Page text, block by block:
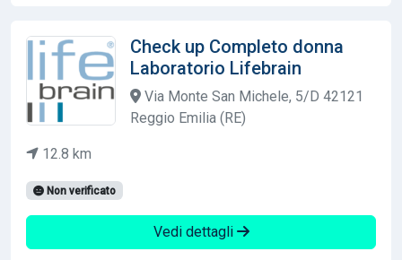
Check up Completo donna
Laboratorio Lifebrain
Via Monte San Michele, 5/D 42121
Reggio Emilia (RE)
12.8 km
Non verificato
Vedi dettagli